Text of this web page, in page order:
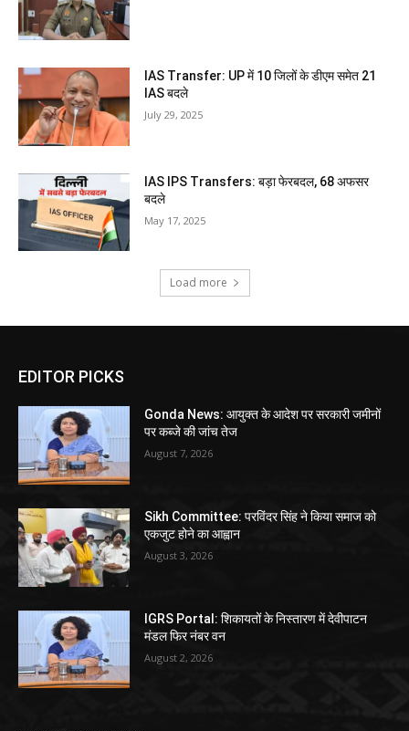
IAS Transfer: UP में 10 जिलों के डीएम समेत 21
IAS बदले
July 29, 2025
IAS IPS Transfers: बड़ा फेरबदल, 68 अफसर
बदले
May 17, 2025
Load more
EDITOR PICKS
Gonda News: आयुक्त के आदेश पर सरकारी जमीनों
पर कब्जे की जांच तेज
August 7, 2026
Sikh Committee: परविंदर सिंह ने किया समाज को
एकजुट होने का आह्वान
August 3, 2026
IGRS Portal: शिकायतों के निस्तारण में देवीपाटन
मंडल फिर नंबर वन
August 2, 2026